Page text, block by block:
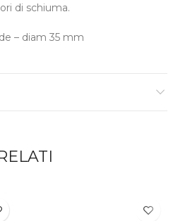
di schiuma.
– diam 35 mm